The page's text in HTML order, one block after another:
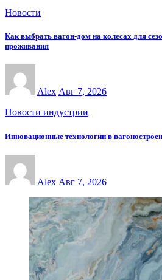
Новости
Как выбрать вагон-дом на колесах для
проживания
Alex Авг 7, 2026
Новости индустрии
Инновационные технологии в
Alex Авг 7, 2026